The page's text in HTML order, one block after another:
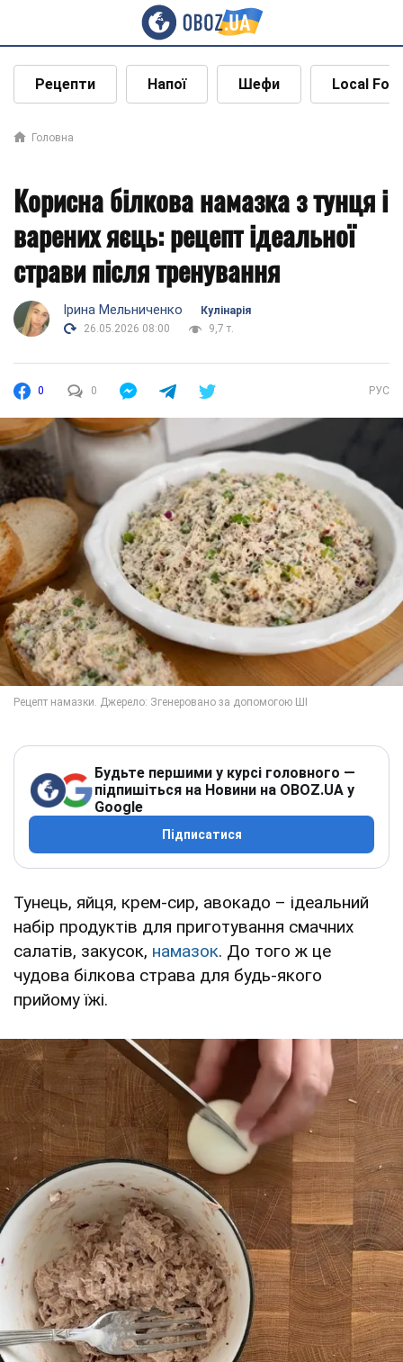
Рецепти Напої Шефи Local
Головна
Корисна білкова намазка з тунця і
варених яєць: рецепт ідеальної
страви після тренування
Ірина Мельниченко
Кулінарія
26.05.2026 08:00
9,7 т.
0 0 РУС
Будьте першими у курсі головного —
підпишіться на Новини на OBOZ.UA у
Google
Підписатися
Тунець, яйця, крем-сир, авокадо – ідеальний
набір продуктів для приготування смачних
салатів, закусок, намазок. До того ж це
чудова білкова страва для будь-якого
прийому їжі.